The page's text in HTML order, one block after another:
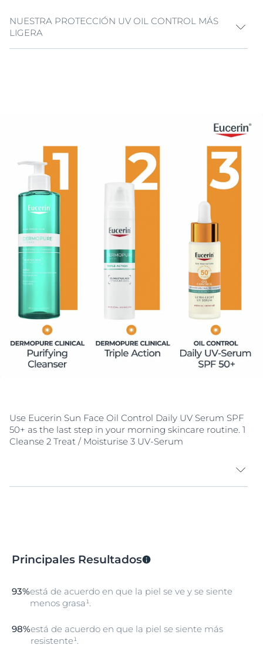
NUESTRA PROTECCIÓN UV OIL CONTROL MÁS
LIGERA
ideal para piel sensible o propensa a imperfecciones.
Además, ofrece un acabado invisible, no graso y cero
pegajoso, para que te sientas cómoda, fresca y
protegida durante todo el día. Es idea como primer de
maquillaje
Use Eucerin Sun Face Oil Control Daily UV Serum SPF
50+ as the last step in your morning skincare routine. 1
Cleanse 2 Treat / Moisturise 3 UV-Serum
Apply to a clean, dry face, neck and décolleté. Gently
the eyes.
REAPPLY
Reapply frequently, especially after swimming,
perspiring or toweling to maintain the original
protection.
Principales Resultados
93%está de acuerdo en que la piel se ve y se siente
menos grasa¹.
98%está de acuerdo en que la piel se siente más
resistente¹.